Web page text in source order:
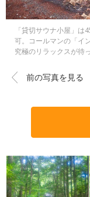
「貸切サウナ小屋」
可。コールマンの「イ
究極のリラックスが待
前の写真を見る